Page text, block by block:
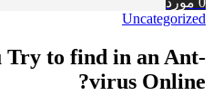
Uncategorized
Try to find in an Ant-
virus Online?